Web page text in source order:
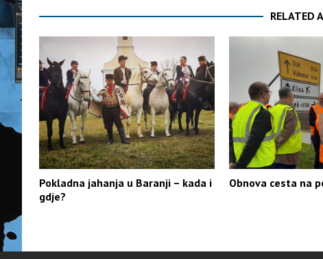
RELATED
Pokladna jahanja u Baranji – kada i
gdje?
Obnova cesta na